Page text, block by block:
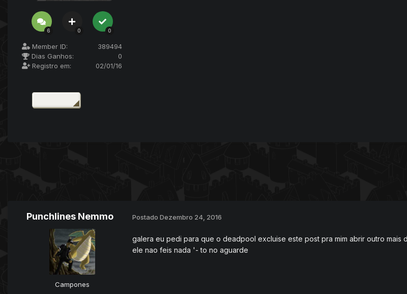
6 0 0
Member ID:
389494
Dias Ganhos:
0
Registro em:
02/01/16
Punchlines Nemmo
Campones
Postado Dezembro 24, 2016
galera eu pedi para que o deadpool excluise este post pra mim abrir outro mais
ele nao feis nada '- to no aguarde